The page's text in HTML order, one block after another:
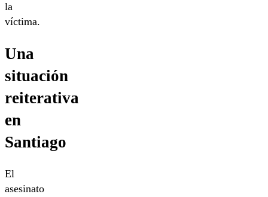
la
víctima.
Una
situación
reiterativa
en
Santiago
El
asesinato